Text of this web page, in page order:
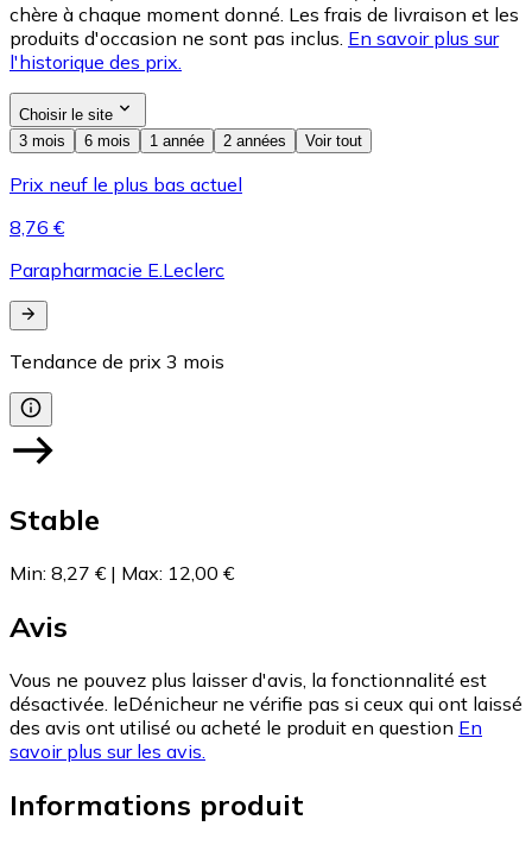
chère à chaque moment donné. Les frais de livraison et les
produits d'occasion ne sont pas inclus. En savoir plus sur
l'historique des prix.
Choisir le site
3 mois
6 mois 1 année 2 années Voir tout
Prix neuf le plus bas actuel
8,76 €
Parapharmacie E.Leclerc
Tendance de prix 3 mois
Stable
Min: 8,27 € | Max: 12,00 €
Avis
Vous ne pouvez plus laisser d'avis, la fonctionnalité est
désactivée. leDénicheur ne vérifie pas si ceux qui ont laissé
des avis ont utilisé ou acheté le produit en question En
savoir plus sur les avis.
Informations produit